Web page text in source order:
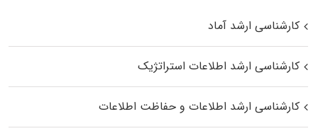
کارشناسی ارشد آماد
کارشناسی ارشد اطلاعات استراتژیک
کارشناسی ارشد اطلاعات و حفاظت اطلاعات